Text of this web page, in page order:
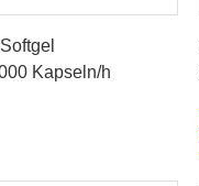
Kapseln/h